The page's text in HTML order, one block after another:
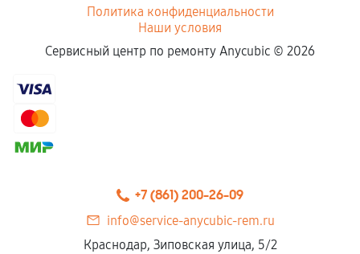
Политика конфиденциальности
Наши условия
Сервисный центр по ремонту Anycubic © 2026
+7 (861) 200-26-09
info@service-anycubic-rem.ru
Краснодар, Зиповская улица, 5/2